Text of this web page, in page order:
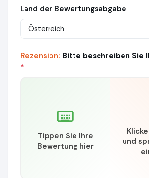
Land der Bewertungsabgabe
Rezension: Bitte beschreiben Sie
*
Tippen Sie Ihre
Bewertung hier
und